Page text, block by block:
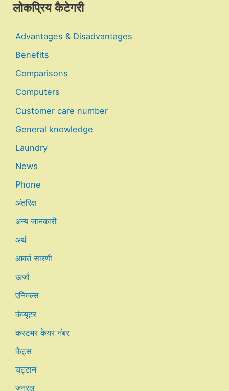
लोकप्रिय कैटेगरी
Advantages & Disadvantages
Benefits
Comparisons
Computers
Customer care number
General knowledge
Laundry
News
Phone
अंतरिक्ष
अन्य जानकारी
अर्थ
आवर्त सारणी
ऊर्जा
एनिमल्स
कंप्यूटर
कस्टमर केयर नंबर
कैट्स
चट्टान
जनरल